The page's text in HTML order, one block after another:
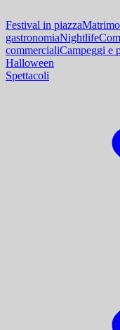
Festival in piazza
gastronomiaNightlife
commercialiCampeggi e
Halloween
Spettacoli